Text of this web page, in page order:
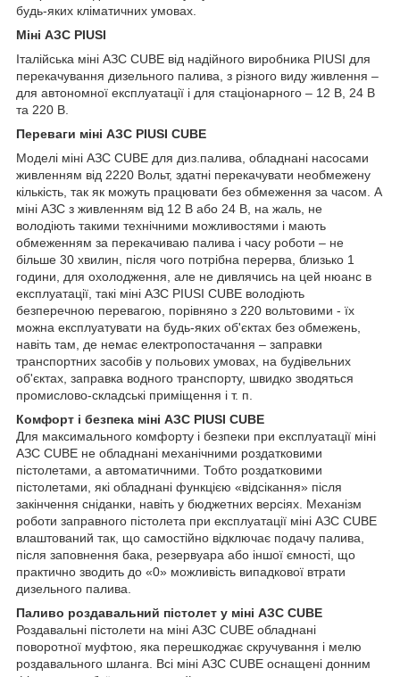
будь-яких кліматичних умовах.
Міні АЗС PIUSI
Італійська міні АЗС CUBE від надійного виробника PIUSI для
перекачування дизельного палива, з різного виду живлення –
для автономної експлуатації і для стаціонарного – 12 В, 24 В
та 220 В.
Переваги міні АЗС PIUSI CUBE
Моделі міні АЗС CUBE для диз.палива, обладнані насосами
живленням від 2220 Вольт, здатні перекачувати необмежену
кількість, так як можуть працювати без обмеження за часом. А
міні АЗС з живленням від 12 В або 24 В, на жаль, не
володіють такими технічними можливостями і мають
обмеженням за перекачиваю палива і часу роботи – не
більше 30 хвилин, після чого потрібна перерва, близько 1
години, для охолодження, але не дивлячись на цей нюанс в
експлуатації, такі міні АЗС PIUSI CUBE володіють
безперечною перевагою, порівняно з 220 вольтовими - їх
можна експлуатувати на будь-яких об'єктах без обмежень,
навіть там, де немає електропостачання – заправки
транспортних засобів у польових умовах, на будівельних
об'єктах, заправка водного транспорту, швидко зводяться
промислово-складські приміщення і т. п.
Комфорт і безпека міні АЗС PIUSI CUBE
Для максимального комфорту і безпеки при експлуатації міні
АЗС CUBE не обладнані механічними роздатковими
пістолетами, а автоматичними. Тобто роздатковими
пістолетами, які обладнані функцією «відсікання» після
закінчення сніданки, навіть у бюджетних версіях. Механізм
роботи заправного пістолета при експлуатації міні АЗС CUBE
влаштований так, що самостійно відключає подачу палива,
після заповнення бака, резервуара або іншої ємності, що
практично зводить до «0» можливість випадкової втрати
дизельного палива.
Паливо роздавальний пістолет у міні АЗС CUBE
Роздавальні пістолети на міні АЗС CUBE обладнані
поворотної муфтою, яка перешкоджає скручування і мелю
роздавального шланга. Всі міні АЗС CUBE оснащені донним